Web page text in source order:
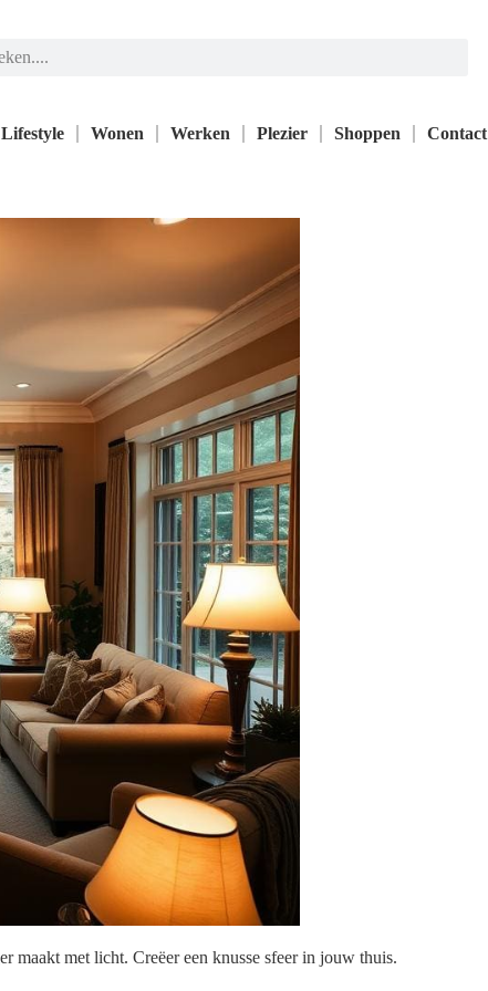
Lifestyle Wonen Werken Plezier Shoppen Contact
maakt met licht. Creëer een knusse sfeer in jouw thuis.